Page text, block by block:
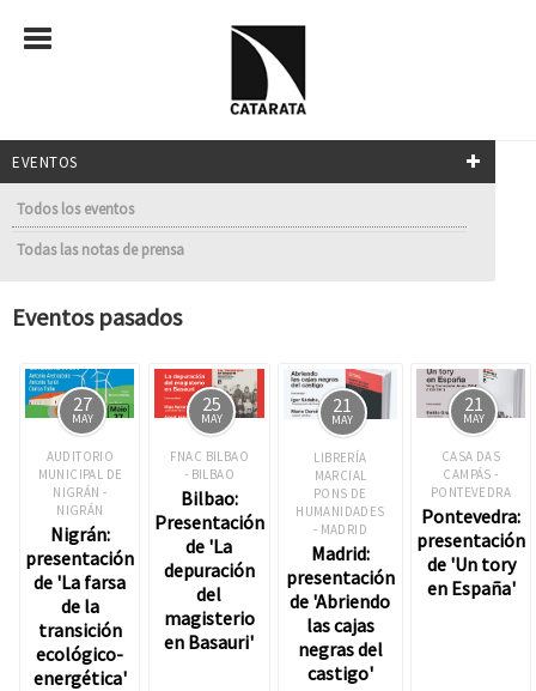
EVENTOS
Todos los eventos
Todas las notas de prensa
Eventos pasados
27
MAY
AUDITORIO
MUNICIPAL DE
NIGRÁN -
NIGRÁN
Nigrán:
presentación
de 'La farsa
de la
transición
ecológico-
energética'
25
MAY
FNAC BILBAO
- BILBAO
Bilbao:
Presentación
de 'La
depuración
del
magisterio
en Basauri'
21
MAY
LIBRERÍA
MARCIAL
PONS DE
HUMANIDADES
- MADRID
Madrid:
presentación
de 'Abriendo
las cajas
negras del
castigo'
21
MAY
CASA DAS
CAMPÁS -
PONTEVEDRA
Pontevedra:
presentación
de 'Un tory
en España'